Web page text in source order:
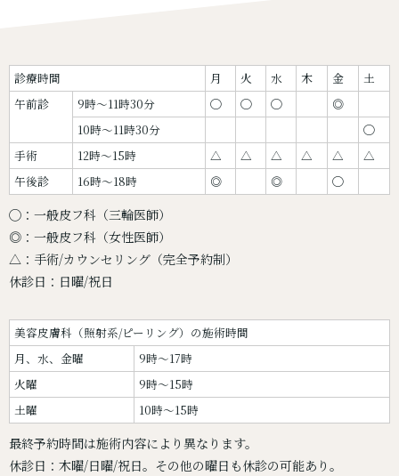
診療時間 月 火 水 木 金
土
午前診
9時〜11時30分 ◯ ◯ ◯
◎
10時〜11時30分
◯
手術
12時〜15時 △ △ △ △ △
△
午後診
16時〜18時 ◎ ◎ ◯
◯：一般皮フ科（三輪医師）
◎：一般皮フ科（女性医師）
△：手術/カウンセリング（完全予約制）
休診日：日曜/祝日
美容皮膚科（照射系/ピーリング）の施術時間
月、水、金曜
9時～17時
火曜
9時～15時
土曜
10時～15時
最終予約時間は施術内容により異なります。
休診日：木曜/日曜/祝日。その他の曜日も休診の可能あり。